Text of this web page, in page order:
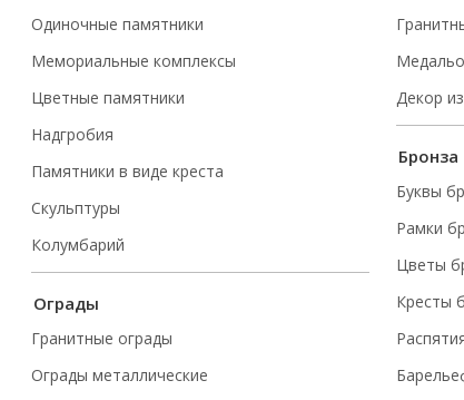
Одиночные памятники
Мемориальные комплексы
Цветные памятники
Надгробия
Памятники в виде креста
Скульптуры
Колумбарий
Ограды
Гранитные ограды
Ограды металлические
Декор
Бронза
Буквы
Рамки
Цветы
Кресты